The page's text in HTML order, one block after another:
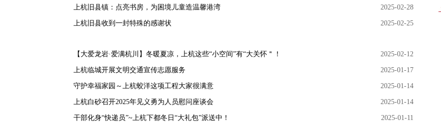
2025-02-28
上杭旧县镇：点亮书房，为困境儿童造温馨港湾
2025-02-25
上杭旧县收到一封特殊的感谢状
2025-02-12
【大爱龙岩·爱满杭川】冬暖夏凉，上杭这些“小空间”有“大关怀＂！
2025-01-17
上杭临城开展文明交通宣传志愿服务
2025-01-14
守护幸福家园～上杭蛟洋这项工程大家很满意
2025-01-14
上杭白砂召开2025年见义勇为人员慰问座谈会
2025-01-11
干部化身“快递员”~上杭下都冬日“大礼包”派送中！